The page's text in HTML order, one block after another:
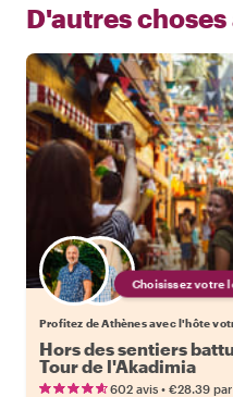
D'autres choses
Choisissez votre
Profitez de Athènes avec l'hôte
Hors des sentiers
Tour de l'Akadimia
602 avis • €28.39